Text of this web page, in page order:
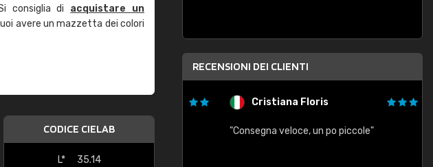
consiglia di acquistare un
avere un mazzetta dei colori
CODICE CIELAB
L*
35.14
RECENSIONI DEI CLIENTI
Cristiana Floris
"Consegna veloce, un po piccole"